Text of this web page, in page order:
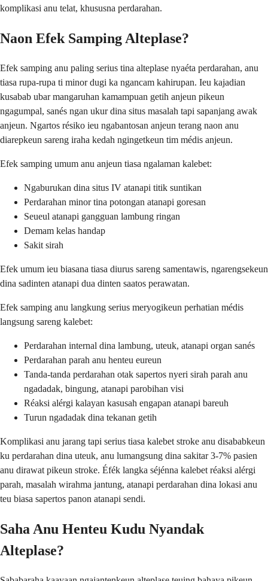
komplikasi anu telat, khususna perdarahan.
Naon Efek Samping Alteplase?
Efek samping anu paling serius tina alteplase nyaéta perdarahan, anu
tiasa rupa-rupa ti minor dugi ka ngancam kahirupan. Ieu kajadian
kusabab ubar mangaruhan kamampuan getih anjeun pikeun
ngagumpal, sanés ngan ukur dina situs masalah tapi sapanjang awak
anjeun. Ngartos résiko ieu ngabantosan anjeun terang naon anu
diarepkeun sareng iraha kedah ngingetkeun tim médis anjeun.
Efek samping umum anu anjeun tiasa ngalaman kalebet:
Ngaburukan dina situs IV atanapi titik suntikan
Perdarahan minor tina potongan atanapi goresan
Seueul atanapi gangguan lambung ringan
Demam kelas handap
Sakit sirah
Efek umum ieu biasana tiasa diurus sareng samentawis, ngarengsekeun
dina sadinten atanapi dua dinten saatos perawatan.
Efek samping anu langkung serius meryogikeun perhatian médis
langsung sareng kalebet:
Perdarahan internal dina lambung, uteuk, atanapi organ sanés
Perdarahan parah anu henteu eureun
Tanda-tanda perdarahan otak sapertos nyeri sirah parah anu
ngadadak, bingung, atanapi parobihan visi
Réaksi alérgi kalayan kasusah engapan atanapi bareuh
Turun ngadadak dina tekanan getih
Komplikasi anu jarang tapi serius tiasa kalebet stroke anu disababkeun
ku perdarahan dina uteuk, anu lumangsung dina sakitar 3-7% pasien
anu dirawat pikeun stroke. Éfék langka séjénna kalebet réaksi alérgi
parah, masalah wirahma jantung, atanapi perdarahan dina lokasi anu
teu biasa sapertos panon atanapi sendi.
Saha Anu Henteu Kudu Nyandak
Alteplase?